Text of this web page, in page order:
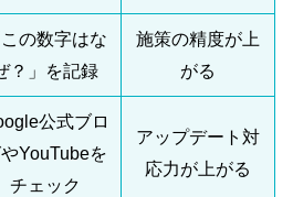
この数字はな
？」を記録
施策の精度が上
がる
公式ブロ
YouTubeを
チェック
アップデート対
応力が上がる